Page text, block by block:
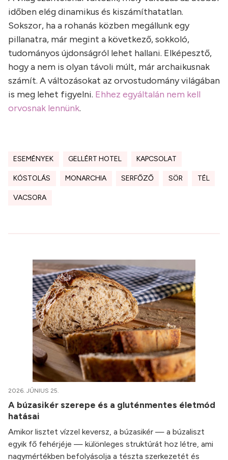
időben elég dinamikus és kiszámíthatatlan.
Sokszor, ha a rohanás közben megállunk egy
pillanatra, már megint a következő, sokkoló,
tudományos újdonságról lehet hallani. Elképesztő,
hogy a nem is olyan távoli múlt, már archaikusnak
számít. A változásokat az orvostudomány világában
is meg lehet figyelni. Ehhez egyáltalán nem kell
orvosnak lennünk.
ESEMÉNYEK GELLÉRT HOTEL KAPCSOLAT
KÓSTOLÁS MONARCHIA SERFŐZŐ SÖR TÉL
VACSORA
2026. JÚNIUS 25.
A búzasikér szerepe és a gluténmentes életmód
hatásai
Amikor lisztet vízzel keversz, a búzasikér — a búzaliszt
egyik fő fehérjéje — különleges struktúrát hoz létre, ami
nagymértékben befolyásolja a tészta szerkezetét és